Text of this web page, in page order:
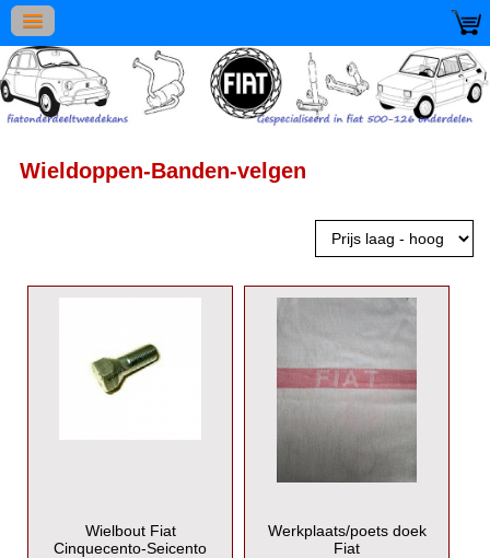
Wieldoppen-Banden-velgen
Wielbout Fiat
Cinquecento-Seicento
Werkplaats/poets doek
Fiat